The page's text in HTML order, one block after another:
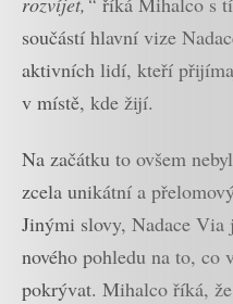
součástí hlavní vize
aktivních lidí, kteří
v místě, kde žijí.
Na začátku to ovšem
zcela unikátní a
Jinými slovy, Nadace Via
nového pohledu na to, co
pokrývat. Mihalco říká,